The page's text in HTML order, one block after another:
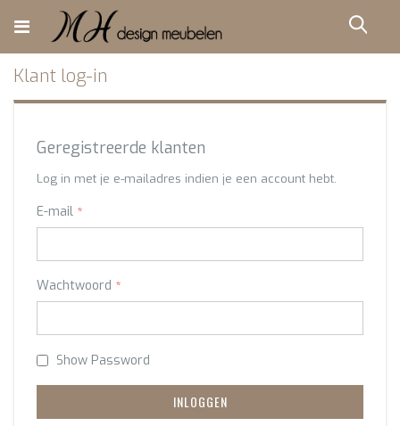
direct
door
naar
de
inhoud
Klant log-in
Geregistreerde klanten
Log in met je e-mailadres indien je een account hebt.
E-mail
Wachtwoord
Show Password
INLOGGEN